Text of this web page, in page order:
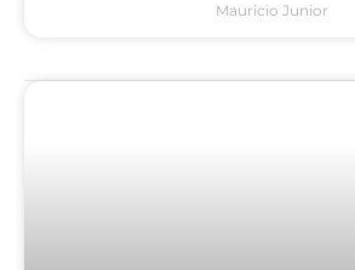
Mauricio Junior